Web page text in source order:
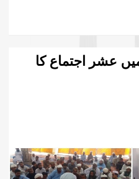
عشر اجتماع کا